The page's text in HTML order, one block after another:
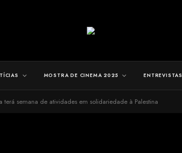
MOSTRA DE CINEMA 2025 ENTREVISTAS
terá semana de atividades em solidariedade à Palestina